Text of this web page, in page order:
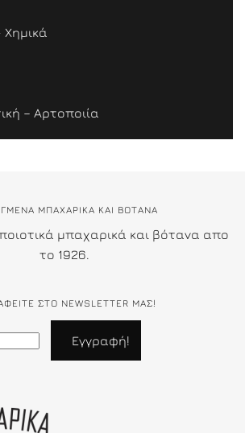
– Αρτοποιία
ΜΠΑΧΑΡΙΚΑ ΚΑΙ ΒΟΤΑΝΑ
μπαχαρικά και βότανα απο
το 1926.
ΣΤΟ NEWSLETTER ΜΑΣ!